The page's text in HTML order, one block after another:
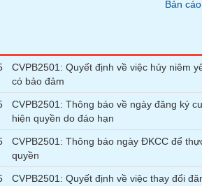
Bản
CVPB2501: Quyết định về việc hủy niêm
có bảo đảm
CVPB2501: Thông báo về ngày đăng ký
hiện quyền do đáo hạn
CVPB2501: Thông báo ngày ĐKCC để
quyền
CVPB2501: Quyết định về việc thay đổi